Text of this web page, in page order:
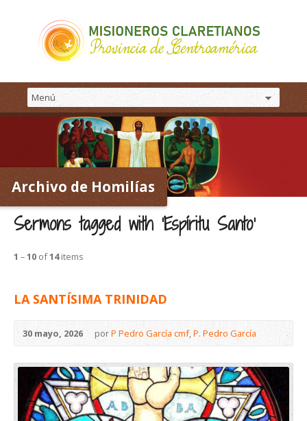
Archivo de Homilías
Sermons tagged with ‘Espíritu Santo’
1 –10 of14items
LA SANTÍSIMA TRINIDAD
30 mayo, 2026 porP Pedro García cmf,P. Pedro García